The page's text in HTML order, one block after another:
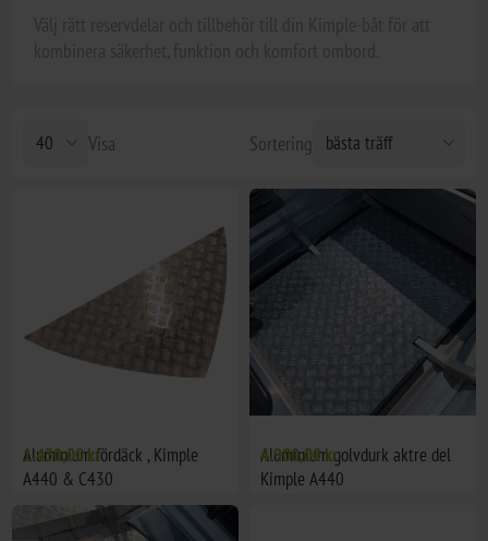
Sortering
Visa
Aluminium fördäck , Kimple
A440 & C430
1.430,00 kr
Aluminium golvdurk aktre del
Kimple A440
4.900,00 kr